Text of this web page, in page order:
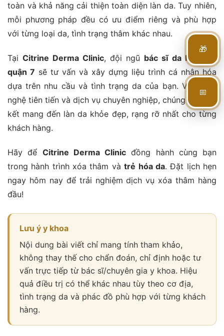
toàn và khả năng cải thiện toàn diện làn da. Tuy nhiên,
mỗi phương pháp đều có ưu điểm riêng và phù hợp
với từng loại da, tình trạng thâm khác nhau.
Tại Citrine Derma Clinic, đội ngũ bác sĩ da liễu giỏi
quận 7 sẽ tư vấn và xây dựng liệu trình cá nhân hóa
dựa trên nhu cầu và tình trạng da của bạn. Với công
nghệ tiên tiến và dịch vụ chuyên nghiệp, chúng tôi cam
kết mang đến làn da khỏe đẹp, rạng rỡ nhất cho từng
khách hàng.
Hãy để Citrine Derma Clinic đồng hành cùng bạn
trong hành trình xóa thâm vàtrẻ hóa da. Đặt lịch hẹn
ngay hôm nay để trải nghiệm dịch vụ xóa thâm hàng
đầu!
Lưu ý y khoa
Nội dung bài viết chỉ mang tính tham khảo,
không thay thế cho chẩn đoán, chỉ định hoặc tư
vấn trực tiếp từ bác sĩ/chuyên gia y khoa. Hiệu
quả điều trị có thể khác nhau tùy theo cơ địa,
tình trạng da và phác đồ phù hợp với từng khách
hàng.
🎁
📅